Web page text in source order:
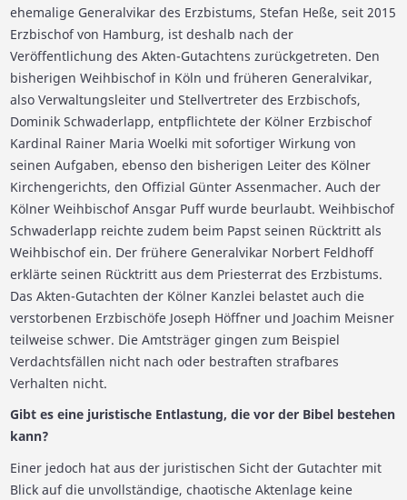
ehemalige Generalvikar des Erzbistums, Stefan Heße, seit 2015
Erzbischof von Hamburg, ist deshalb nach der
Veröffentlichung des Akten-Gutachtens zurückgetreten. Den
bisherigen Weihbischof in Köln und früheren Generalvikar,
also Verwaltungsleiter und Stellvertreter des Erzbischofs,
Dominik Schwaderlapp, entpflichtete der Kölner Erzbischof
Kardinal Rainer Maria Woelki mit sofortiger Wirkung von
seinen Aufgaben, ebenso den bisherigen Leiter des Kölner
Kirchengerichts, den Offizial Günter Assenmacher. Auch der
Kölner Weihbischof Ansgar Puff wurde beurlaubt. Weihbischof
Schwaderlapp reichte zudem beim Papst seinen Rücktritt als
Weihbischof ein. Der frühere Generalvikar Norbert Feldhoff
erklärte seinen Rücktritt aus dem Priesterrat des Erzbistums.
Das Akten-Gutachten der Kölner Kanzlei belastet auch die
verstorbenen Erzbischöfe Joseph Höffner und Joachim Meisner
teilweise schwer. Die Amtsträger gingen zum Beispiel
Verdachtsfällen nicht nach oder bestraften strafbares
Verhalten nicht.
Gibt es eine juristische Entlastung, die vor der Bibel bestehen
kann?
Einer jedoch hat aus der juristischen Sicht der Gutachter mit
Blick auf die unvollständige, chaotische Aktenlage keine